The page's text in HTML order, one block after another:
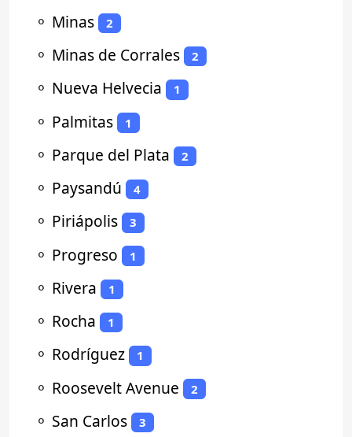
⚬ Minas 2
⚬ Minas de Corrales 2
⚬ Nueva Helvecia 1
⚬ Palmitas 1
⚬ Parque del Plata 2
⚬ Paysandú 4
⚬ Piriápolis 3
⚬ Progreso 1
⚬ Rivera 1
⚬ Rocha 1
⚬ Rodríguez 1
⚬ Roosevelt Avenue 2
⚬ San Carlos 3